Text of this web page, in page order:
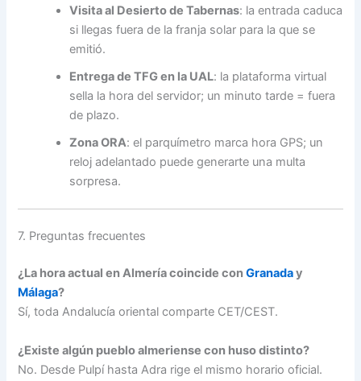
Visita al Desierto de Tabernas: la entrada caduca
si llegas fuera de la franja solar para la que se
emitió.
Entrega de TFG en la UAL: la plataforma virtual
sella la hora del servidor; un minuto tarde = fuera
de plazo.
Zona ORA: el parquímetro marca hora GPS; un
reloj adelantado puede generarte una multa
sorpresa.
7. Preguntas frecuentes
¿La hora actual en Almería coincide conGranaday
Málaga?
Sí, toda Andalucía oriental comparte CET/CEST.
¿Existe algún pueblo almeriense con huso distinto?
No. Desde Pulpí hasta Adra rige el mismo horario oficial.